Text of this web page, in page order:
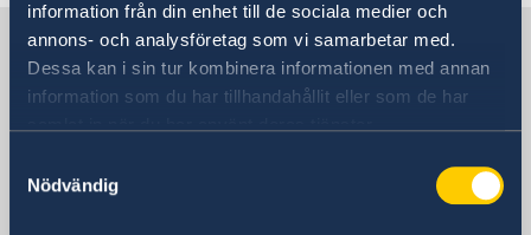
information från din enhet till de sociala medier och
annons- och analysföretag som vi samarbetar med.
Dessa kan i sin tur kombinera informationen med annan
information som du har tillhandahållit eller som de har
Nödvändig
Sweden in USA, New York
Consulate-General
Visiting address
One Dag Hammarskjöld Plaza, 885 Second